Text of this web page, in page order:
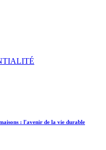
: l'avenir de la vie durable